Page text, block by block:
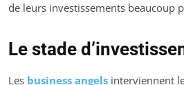
de leurs investissements beaucoup
Le stade
Les business angels interviennent